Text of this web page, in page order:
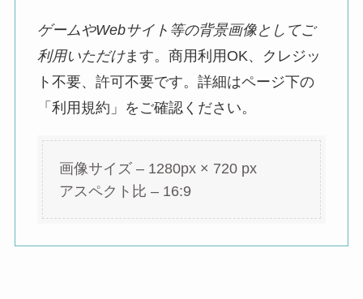
ゲームやWebサイト等の背景画像としてご
利用いただけます。商用利用OK、クレジッ
ト不要、許可不要です。詳細はページ下の
「利用規約」をご確認ください。
画像サイズ – 1280px × 720 px
アスペクト比 – 16:9